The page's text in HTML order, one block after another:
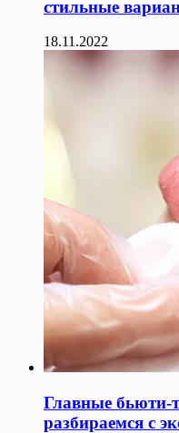
стильные
18.11.2022
Главные бьюти-
разбираемся с